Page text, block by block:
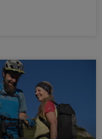
Klettern indoor (3